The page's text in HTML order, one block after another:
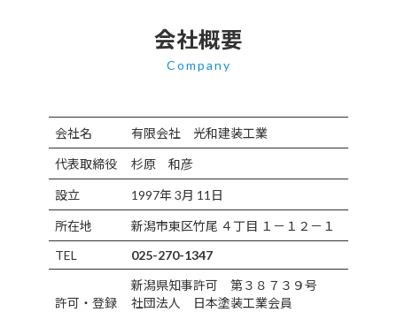
会社概要
Company
会社名 有限会社 光和建装工業
代表取締役 杉原 和彦
設立 1997年 3月 11日
所在地
新潟市東区竹尾 ４丁目 １－１２－１
TEL
025-270-1347
許可・登録
新潟県知事許可 第３８７３９号
社団法人 日本塗装工業会員